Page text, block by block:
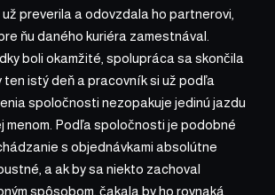
preverila a odovzdala ho partnerovi,
ňu daného kuriéra zamestnával.
boli okamžité, spolupráca sa skončila
ten istý deň a pracovník si už podľa
spoločnosti nezopakuje jedinú jazdu
menom. Podľa spoločnosti je podobné
s objednávkami absolútne
a ak by sa niekto zachoval
spôsobom, čakala by ho rovnaká